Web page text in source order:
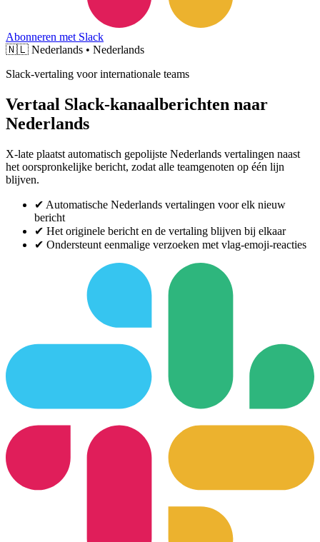
Abonneren met Slack
🇳🇱 Nederlands • Nederlands
Slack-vertaling voor internationale teams
Vertaal Slack-kanaalberichten naar
Nederlands
X-late plaatst automatisch gepolijste Nederlands vertalingen naast
het oorspronkelijke bericht, zodat alle teamgenoten op één lijn
blijven.
✔ Automatische Nederlands vertalingen voor elk nieuw
bericht
✔ Het originele bericht en de vertaling blijven bij elkaar
✔ Ondersteunt eenmalige verzoeken met vlag-emoji-reacties